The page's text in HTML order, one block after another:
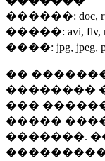
������: doc,
�����: avi, flv,
����: jpg, jpeg,
��
��������
���
�����
�������.